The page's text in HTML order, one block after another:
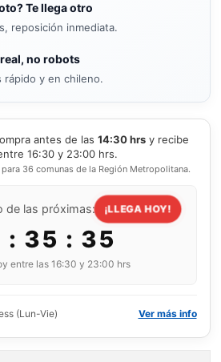
Te llega otro
reposición inmediata.
no robots
rápido y en chileno.
antes de las 14:30 hrsy recibe
16:30 y 23:00 hrs.
36 comunas de la Región Metropolitana.
de las próximas: ¡LLEGA HOY!
: 35 : 34
entre las 16:30 y 23:00 hrs
(Lun-Vie) Ver más info